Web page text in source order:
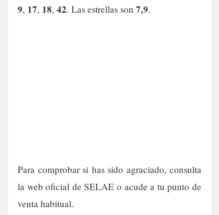
9, 17, 18, 42. Las estrellas son 7,9.
Para comprobar si has sido agraciado, consulta
la web oficial de SELAE o acude a tu punto de
venta habitual.